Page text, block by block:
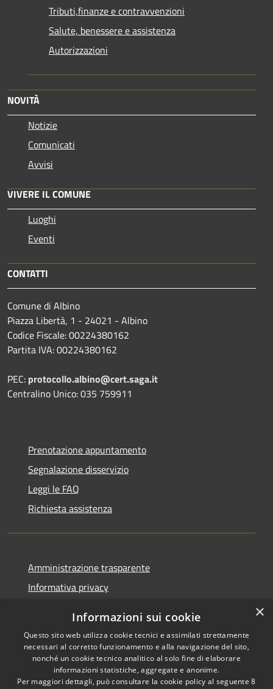
Tributi,finanze e contravvenzioni
Salute, benessere e assistenza
Autorizzazioni
NOVITÀ
Notizie
Comunicati
Avvisi
VIVERE IL COMUNE
Luoghi
Eventi
CONTATTI
Comune di Albino
Piazza Libertà, 1 - 24021 - Albino
Codice Fiscale: 00224380162
Partita IVA: 00224380162
PEC: protocollo.albino@cert.saga.it
Centralino Unico: 035 759911
Prenotazione appuntamento
Segnalazione disservizio
Leggi le FAQ
Richiesta assistenza
Amministrazione trasparente
Informativa privacy
Dichiarazione di accessibilità
×
Informazioni sui cookie
Questo sito web utilizza cookie tecnici e assimilati strettamente
necessari al corretto funzionamento e alla navigazione del sito,
nonché un cookie tecnico analitico al solo fine di elaborare
informazioni statistiche, aggregate e anonime.
Per maggiori dettagli, può consultare la cookie policy al seguente8